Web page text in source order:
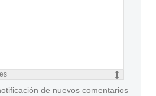
de nuevos comentarios